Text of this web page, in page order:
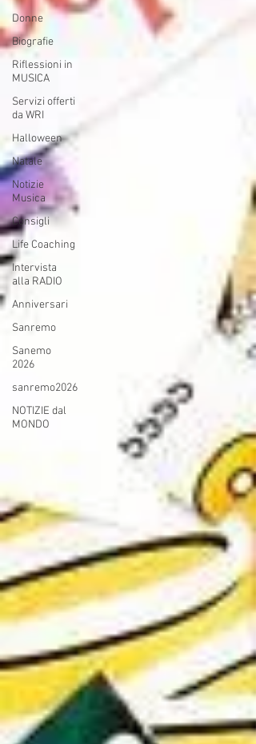
Donne
Biografie
Riflessioni in
MUSICA
Servizi offerti
da WRI
Halloween
Natale
Notizie
Musica
Consigli
Life Coaching
Intervista
alla RADIO
Anniversari
Sanremo
Sanemo
2026
sanremo2026
NOTIZIE dal
MONDO